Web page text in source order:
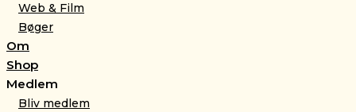
Web & Film
Bøger
Om
Shop
Medlem
Bliv medlem